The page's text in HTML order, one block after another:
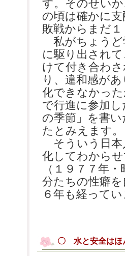
す。そのせい
の頃は確かに
敗戦からまだ
私がちょうど
に駆り出され
けて付き合わ
り、違和感が
化できなかっ
で行進に参加
の季節」を書
たとみえます。
そういう日本
化してわから
（１９７７年
分たちの性癖
６年も経って
〇 水と安全はほ